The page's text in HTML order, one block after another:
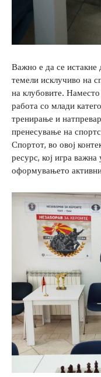
Важно е да се истакне
темели исклучиво на
на клубовите.
работа со млади
тренирање и
пренесување на
Спортот, во овој
ресурс, кој игра важна
оформувањето